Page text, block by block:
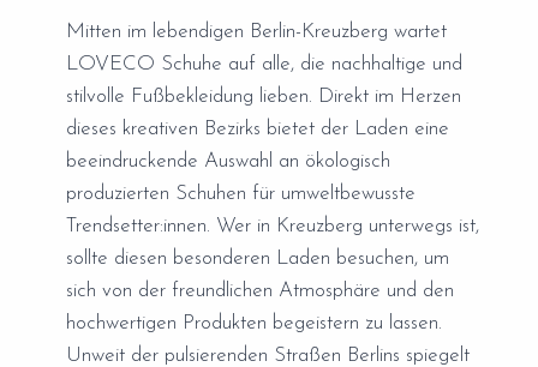
Mitten im lebendigen Berlin-Kreuzberg wartet
LOVECO Schuhe auf alle, die nachhaltige und
stilvolle Fußbekleidung lieben. Direkt im Herzen
dieses kreativen Bezirks bietet der Laden eine
beeindruckende Auswahl an ökologisch
produzierten Schuhen für umweltbewusste
Trendsetter:innen. Wer in Kreuzberg unterwegs ist,
sollte diesen besonderen Laden besuchen, um
sich von der freundlichen Atmosphäre und den
hochwertigen Produkten begeistern zu lassen.
Unweit der pulsierenden Straßen Berlins spiegelt